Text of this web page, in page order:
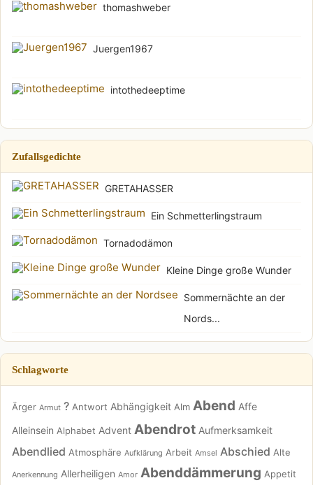
thomashweber
Juergen1967
intothedeeptime
Zufallsgedichte
GRETAHASSER
Ein Schmetterlingstraum
Tornadodämon
Kleine Dinge große Wunder
Sommernächte an der
Nords...
Schlagworte
Ärger Armut ? Antwort Abhängigkeit Alm Abend Affe
Alleinsein Alphabet Advent Abendrot Aufmerksamkeit
Abendlied Atmosphäre Aufklärung Arbeit Amsel Abschied Alte
Anerkennung Allerheiligen Amor Abenddämmerung Appetit